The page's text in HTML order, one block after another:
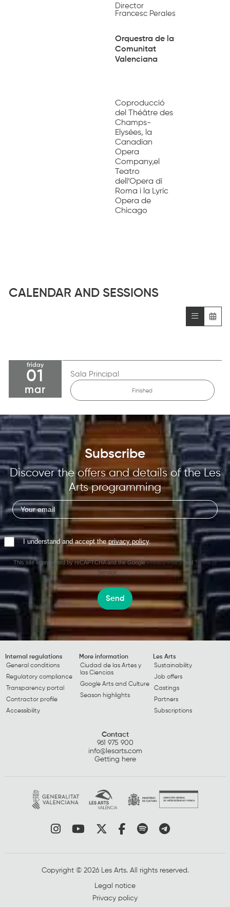
Director
Francesc Perales
Orquestra de la
Comunitat
Valenciana
Coproducció
del Théâtre des
Champs-
Elysées, la
Canadian
Opera
Company,el
Teatro
dell’Opera di
Roma i la Lyric
Opera de
Chicago
CALENDAR AND SESSIONS
friday
01
mar
Sala Principal
Finished
Subscribe
Discover the offers and details of the Les
Arts programming
I understand and accept theprivacy policy.
This site is protected by reCAPTCHA and the GooglePrivacy Policyand Terms of
Serviceapply.
Send
Internal regulations
General conditions
Regulatory compliance
Transparency portal
Contractor profile
Accessibility
More information
Ciudad de las Artes y
las Ciencias
Google Arts and Culture
Season highlights
Les Arts
Sustainability
Job offers
Castings
Partners
Subscriptions
Contact
961 975 900
info@lesarts.com
Getting here
Link to instagram
Link to youtube
Link to twitter
Link to facebook
Link to spotify
Link to
Copyright © 2026 Les Arts. All rights reserved.
Legal notice
Privacy policy